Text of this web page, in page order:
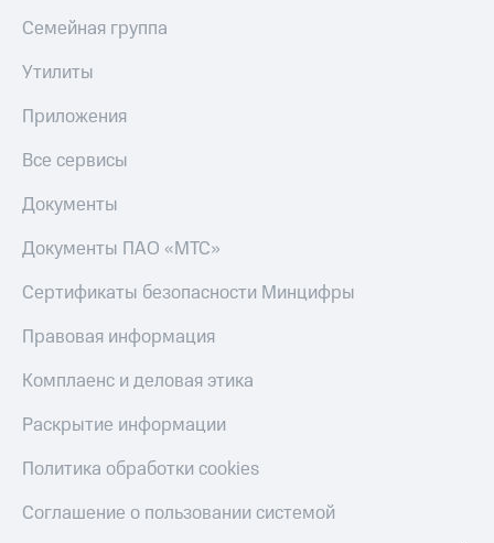
Семейная группа
Утилиты
Приложения
Все сервисы
Документы
Документы ПАО «МТС»
Сертификаты безопасности Минцифры
Правовая информация
Комплаенс и деловая этика
Раскрытие информации
Политика обработки cookies
Соглашение о пользовании системой